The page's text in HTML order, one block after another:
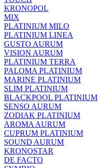
KRONOPOL
MIX
PLATINIUM MILO
PLATINIUM LINEA
GUSTO AURUM
VISION AURUM
PLATINIUM TERRA
PALOMA PLATINIUM
MARINE PLATINIUM
SLIM PLATINIUM
BLACKPOOL PLATINIUM
SENSO AURUM
ZODIAK PLATINIUM
AROMA AURUM
CUPRUM PLATINIUM
SOUND AURUM
KRONOSTAR
DE FACTO